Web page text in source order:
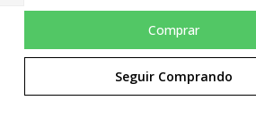
Comprar
Seguir Comprando